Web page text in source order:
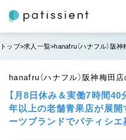
トップ 求人一覧 hanafru（ハナフル）阪
hanafru（ハナフル）阪神梅田
【月8日休み＆実働7時間
年以上の老舗青果店が展
ーツブランドでパティシ